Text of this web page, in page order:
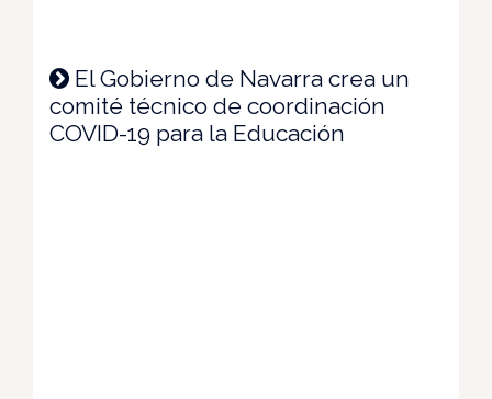
El Gobierno de Navarra crea un
comité técnico de coordinación
COVID-19 para la Educación